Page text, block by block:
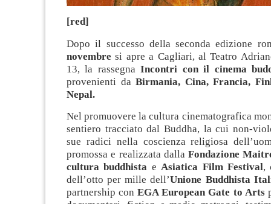
[red]
Dopo il successo della seconda edizione
novembre si apre a Cagliari, al Teatro
13, la rassegnaIncontri con il cinema
provenienti daBirmania, Cina, Francia,
Nepal.
Nel promuovere la cultura cinematografica
sentiero tracciato dal Buddha, la cui non-
sue radici nella coscienza religiosa
promossa e realizzata dallaFondazione
cultura buddhista eAsiatica Film Festival,
dell’otto per mille dell’Unione Buddhista
partnership conEGA European Gate to Arts